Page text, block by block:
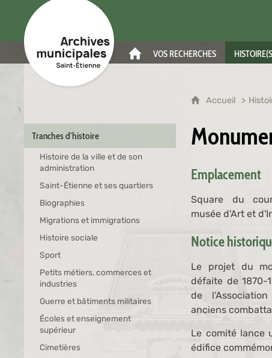
Archives municipales de Saint-Étienne
ACCUEIL
VOS RECHERCHES
Tranches d'histoire
Histoire de la ville et de son
administration
Saint-Étienne et ses quartiers
Biographies
Migrations et immigrations
Histoire sociale
Sport
Petits métiers, commerces et
industries
Guerre et bâtiments militaires
Écoles et enseignement
supérieur
Cimetières
Accueil
Emplacement
Square du
musée d'Art et
Notice
Le projet du
défaite de 1870-
de
anciens
Le comité lance
édifice